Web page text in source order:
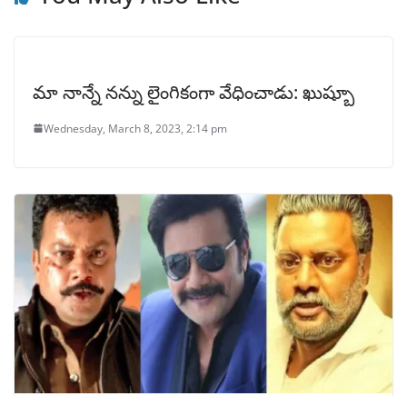
మా నాన్నే నన్ను లైంగికంగా వేధించాడు: ఖుష్బూ
Wednesday, March 8, 2023, 2:14 pm